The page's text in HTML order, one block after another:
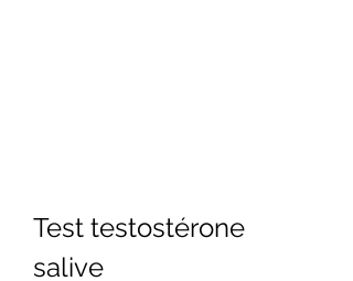
Test testostérone
salive